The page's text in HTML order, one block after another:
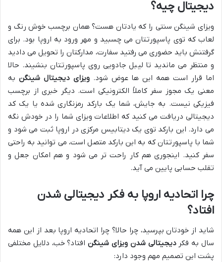
دیجیتال چیه؟
ویزای شینگن سنتی را که یادتان هست؟ همان برچسب خوش رنگ و
لعاب که توی پاسپورتتان می چسبید و مهر ورود به اروپا بود. برای
گرفتنش باید حضوری می رفتید سفارت، مدارکتان را تحویل می دادید
و منتظر می ماندید تا لیبل جادویی روی پاسپورتتان بنشیند. حالا
اما قرار است همه این ها عوض شود.ویزای دیجیتال شینگن به
معنی یک مجوز سفر کاملاً الکترونیکی است. دیگر خبری از برچسب
فیزیکی نیست. به جایش، شما یک بارکد رمزنگاری شده یا یک کد
دیجیتالی دریافت می کنید که اطلاعات ویزای شما را در خودش نگه
می دارد. این بارکد توی یک دیتابیس مرکزی در اروپا ثبت می شود و
شما با پاسپورتتان که به این بارکد متصل است، می توانید به راحتی
سفر کنید. اینجوری هم کار راحت تر می شود و هم امکان جعل و
تقلب حسابی پایین می آید.
چرا اتحادیه اروپا به فکر دیجیتالی شدن
افتاد؟
شاید از خودتان بپرسید، چرا حالا؟ چرا اتحادیه اروپا بعد از این همه
سال به فکردیجیتالی شدن ویزای شینگنافتاد؟ خب، دلایل مختلفی
پشت این تصمیم مهم وجود دارد: